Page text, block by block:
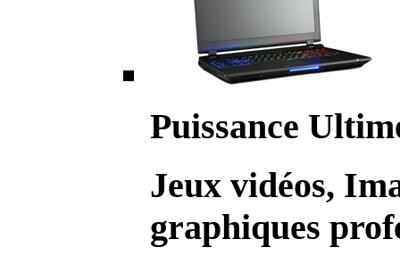
Puissance
Jeux vidéos,
graphiques